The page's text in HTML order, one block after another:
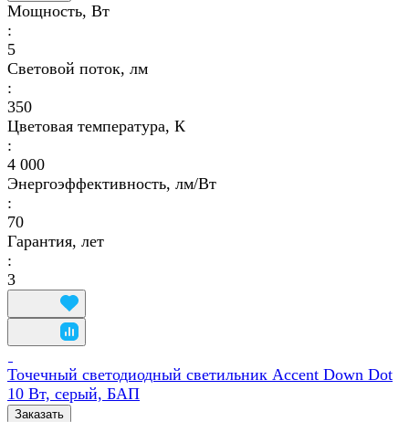
Мощность, Вт
:
5
Световой поток, лм
:
350
Цветовая температура, К
:
4 000
Энергоэффективность, лм/Вт
:
70
Гарантия, лет
:
3
Точечный светодиодный светильник Accent Down Dot
10 Вт, серый, БАП
Заказать